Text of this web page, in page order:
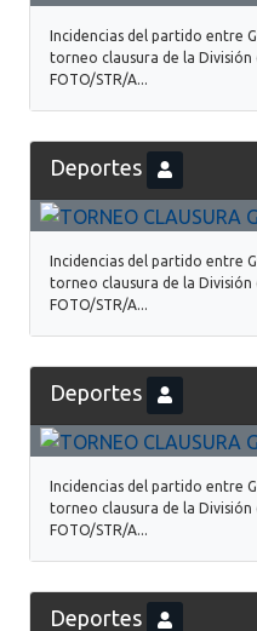
Incidencias del partido entre
torneo clausura de la
FOTO/STR/A...
Deportes
Incidencias del partido entre
torneo clausura de la
FOTO/STR/A...
Deportes
Incidencias del partido entre
torneo clausura de la
FOTO/STR/A...
Deportes